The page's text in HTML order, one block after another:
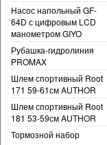
Насос напольный GF-
64D с цифровым LCD
манометром GIYO
Рубашка-гидролиния
PROMAX
Шлем спортивный Root
171 59-61см AUTHOR
Шлем спортивный Root
181 53-59см AUTHOR
Тормозной набор